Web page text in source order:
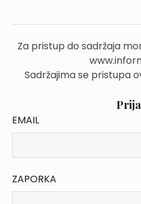
Za pristup do sadržaja
Sadržajima se pristupa
EMAIL
ZAPORKA